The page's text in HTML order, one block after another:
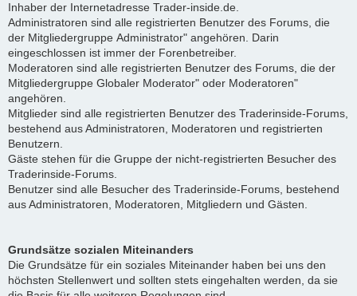
Inhaber der Internetadresse Trader-inside.de.
Administratoren sind alle registrierten Benutzer des Forums, die
der Mitgliedergruppe Administrator" angehören. Darin
eingeschlossen ist immer der Forenbetreiber.
Moderatoren sind alle registrierten Benutzer des Forums, die der
Mitgliedergruppe Globaler Moderator" oder Moderatoren"
angehören.
Mitglieder sind alle registrierten Benutzer des Traderinside-Forums,
bestehend aus Administratoren, Moderatoren und registrierten
Benutzern.
Gäste stehen für die Gruppe der nicht-registrierten Besucher des
Traderinside-Forums.
Benutzer sind alle Besucher des Traderinside-Forums, bestehend
aus Administratoren, Moderatoren, Mitgliedern und Gästen.
Grundsätze sozialen Miteinanders
Die Grundsätze für ein soziales Miteinander haben bei uns den
höchsten Stellenwert und sollten stets eingehalten werden, da sie